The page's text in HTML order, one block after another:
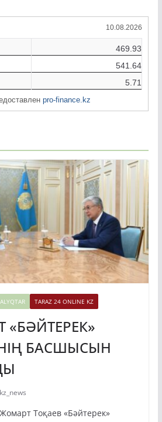
10.08.2026
469.93
541.64
5.71
pro-finance.kz
TARAZ 24 ONLINE KZ
«БӘЙТЕРЕК»
БАСШЫСЫН